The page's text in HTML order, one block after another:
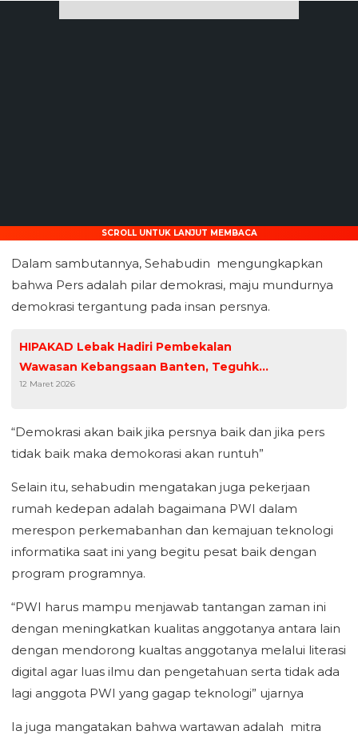
SCROLL UNTUK LANJUT MEMBACA
Dalam sambutannya, Sehabudin mengungkapkan
bahwa Pers adalah pilar demokrasi, maju mundurnya
demokrasi tergantung pada insan persnya.
HIPAKAD Lebak Hadiri Pembekalan
Wawasan Kebangsaan Banten, Teguhkan
Nilai Nasionalisme dan Soliditas
12 Maret 2026
“Demokrasi akan baik jika persnya baik dan jika pers
tidak baik maka demokorasi akan runtuh”
Selain itu, sehabudin mengatakan juga pekerjaan
rumah kedepan adalah bagaimana PWI dalam
merespon perkemabanhan dan kemajuan teknologi
informatika saat ini yang begitu pesat baik dengan
program programnya.
“PWI harus mampu menjawab tantangan zaman ini
dengan meningkatkan kualitas anggotanya antara lain
dengan mendorong kualtas anggotanya melalui literasi
digital agar luas ilmu dan pengetahuan serta tidak ada
lagi anggota PWI yang gagap teknologi” ujarnya
Ia juga mangatakan bahwa wartawan adalah mitra